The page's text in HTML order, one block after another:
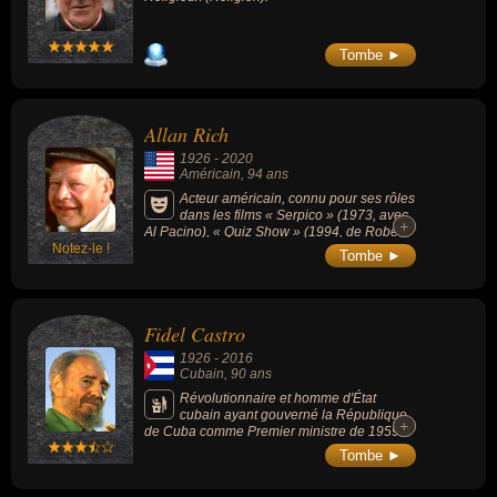
Tombe ►
Notez-le !
Allan Rich
1926 - 2020
Américain , 94 ans
Acteur américain, connu pour ses rôles
dans les films « Serpico » (1973, avec
Al Pacino), « Quiz Show » (1994, de Robert
Redford) ou « Amistad » (1997, de Steven
Spielberg, avec Morgan Freeman). Il a joué
1950 car considéré comme un communiste
pour avoir pris la défense d'un homme noir
condamné à mort par erreur dans le
Mississippi.
+
+
Tombe ►
Fidel Castro
1926 - 2016
Cubain, 90 ans
Révolutionnaire et homme d'État
cubain ayant gouverné la République
de Cuba comme Premier ministre de 1959 à
1976 et comme président de 1976 à 2008. Il
fut l'un des principaux dirigeants de la
+
+
Tombe ►